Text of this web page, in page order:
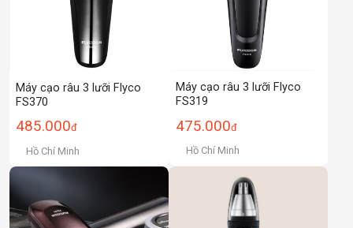
Máy cạo râu 3 lưỡi Flyco
FS370
485.000đ
Hồ Chí Minh
Máy cạo râu 3 lưỡi Flyco
FS319
475.000đ
Hồ Chí Minh